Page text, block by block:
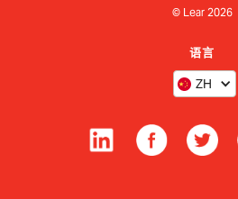
© Lear 2026
语言
ZH